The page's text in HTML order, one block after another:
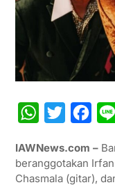
W
a
t
i
t
c
e
IAWNews.com –
beranggotakan
Chasmala (gitar),